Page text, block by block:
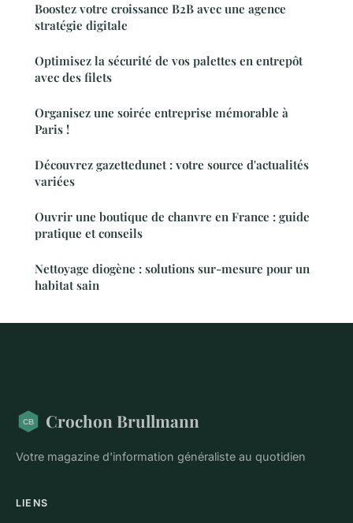
Boostez votre croissance B2B avec une agence
stratégie digitale
Optimisez la sécurité de vos palettes en entrepôt
avec des filets
Organisez une soirée entreprise mémorable à
Paris !
Découvrez gazettedunet : votre source d'actualités
variées
Ouvrir une boutique de chanvre en France : guide
pratique et conseils
Nettoyage diogène : solutions sur-mesure pour un
habitat sain
Crochon Brullmann
Votre magazine d'information généraliste au quotidien
LIENS